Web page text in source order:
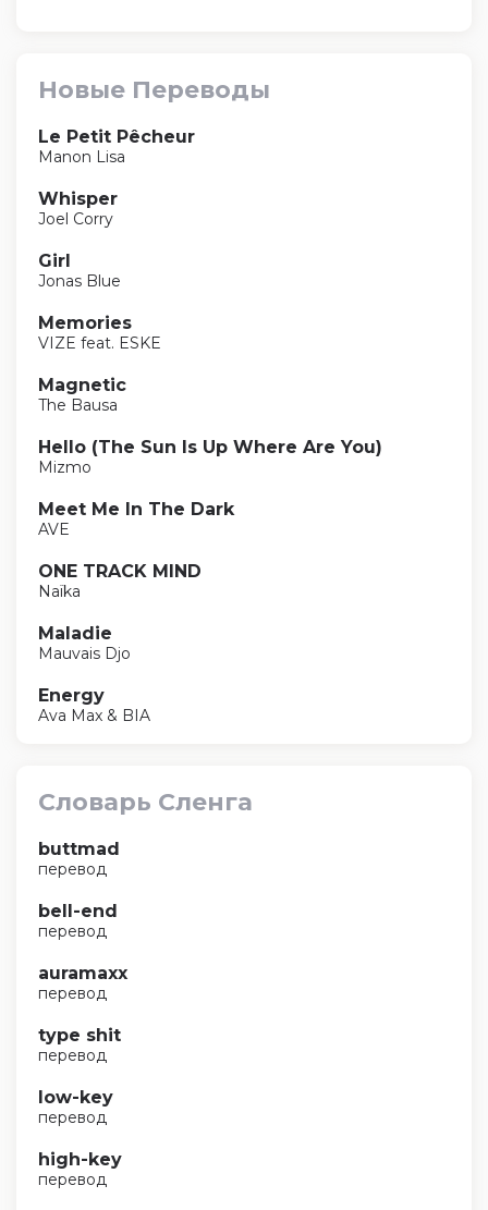
Новые Переводы
Le Petit Pêcheur
Manon Lisa
Whisper
Joel Corry
Girl
Jonas Blue
Memories
VIZE feat. ESKE
Magnetic
The Bausa
Hello (The Sun Is Up Where Are You)
Mizmo
Meet Me In The Dark
AVE
ONE TRACK MIND
Naïka
Maladie
Mauvais Djo
Energy
Ava Max & BIA
Словарь Сленга
buttmad
перевод
bell-end
перевод
auramaxx
перевод
type shit
перевод
low-key
перевод
high-key
перевод